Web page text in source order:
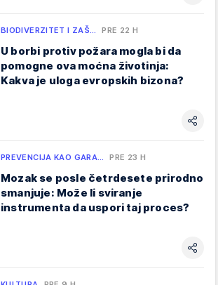
BIODIVERZITET I ZAŠ… PRE 22 H
U borbi protiv požara mogla bi da
pomogne ova moćna životinja:
Kakva je uloga evropskih bizona?
PREVENCIJA KAO GARA… PRE 23 H
Mozak se posle četrdesete prirodno
smanjuje: Može li sviranje
instrumenta da uspori taj proces?